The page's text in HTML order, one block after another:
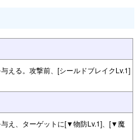
える。攻撃前、[シールドブレイクLv.1]
与え、ターゲットに[▼物防Lv.1]、[▼魔